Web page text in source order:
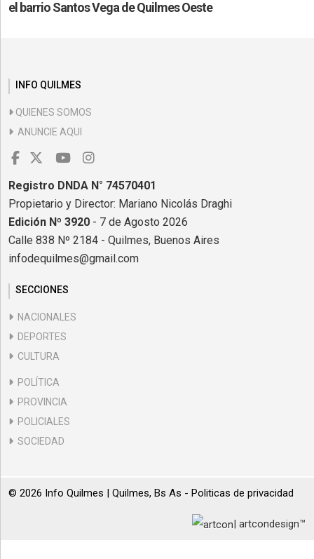
el barrio Santos Vega de Quilmes Oeste
INFO QUILMES
QUIENES SOMOS
ANUNCIE AQUI
Registro DNDA N° 74570401
Propietario y Director: Mariano Nicolás Draghi
Edición Nº 3920 - 7 de Agosto 2026
Calle 838 Nº 2184 - Quilmes, Buenos Aires
infodequilmes@gmail.com
SECCIONES
NACIONALES
DEPORTES
CULTURA
POLÍTICA
PROVINCIA
POLICIALES
SOCIEDAD
© 2026 Info Quilmes | Quilmes, Bs As - Politicas de privacidad
| artcondesign™